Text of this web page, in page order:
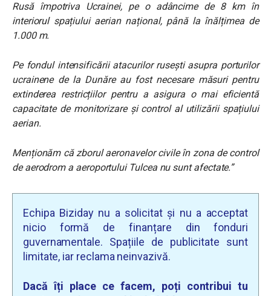
Rusă împotriva Ucrainei, pe o adâncime de 8 km în
interiorul spațiului aerian național, până la înălțimea de
1.000 m.
Pe fondul intensificării atacurilor rusești asupra porturilor
ucrainene de la Dunăre au fost necesare măsuri pentru
extinderea restricțiilor pentru a asigura o mai eficientă
capacitate de monitorizare şi control al utilizării spațiului
aerian.
Menționăm că zborul aeronavelor civile în zona de control
de aerodrom a aeroportului Tulcea nu sunt afectate.”
Echipa Biziday nu a solicitat și nu a acceptat
nicio formă de finanțare din fonduri
guvernamentale. Spațiile de publicitate sunt
limitate, iar reclama neinvazivă.
Dacă îți place ce facem, poți contribui tu